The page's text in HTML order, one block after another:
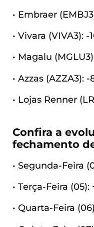
• Embraer
• Vivara (VIVA3): -
• Magalu
• Azzas (AZZA3): -
• Lojas Renner
Confira a
fechamento
• Segunda-Feira
• Terça-Feira (05):
• Quarta-Feira